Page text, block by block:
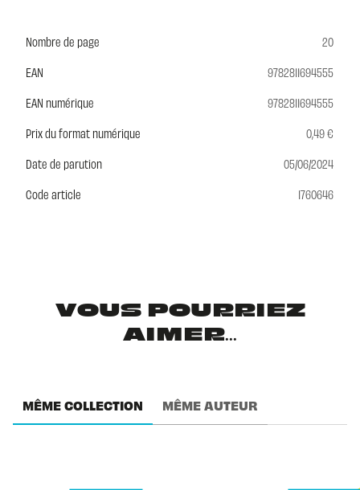
Nombre de page
20
EAN
9782811694555
EAN numérique
9782811694555
Prix du format numérique
0,49 €
Date de parution
05/06/2024
Code article
1760646
VOUS POURRIEZ
AIMER...
MÊME COLLECTION MÊME AUTEUR